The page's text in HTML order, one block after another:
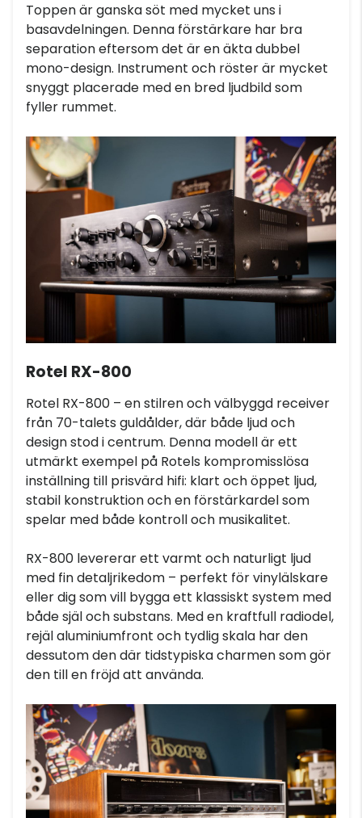
Toppen är ganska söt med mycket uns i
basavdelningen. Denna förstärkare har bra
separation eftersom det är en äkta dubbel
mono-design. Instrument och röster är mycket
snyggt placerade med en bred ljudbild som
fyller rummet.
Rotel RX-800
Rotel RX-800 – en stilren och välbyggd receiver
från 70-talets guldålder, där både ljud och
design stod i centrum. Denna modell är ett
utmärkt exempel på Rotels kompromisslösa
inställning till prisvärd hifi: klart och öppet ljud,
stabil konstruktion och en förstärkardel som
spelar med både kontroll och musikalitet.
RX-800 levererar ett varmt och naturligt ljud
med fin detaljrikedom – perfekt för vinylälskare
eller dig som vill bygga ett klassiskt system med
både själ och substans. Med en kraftfull radiodel,
rejäl aluminiumfront och tydlig skala har den
dessutom den där tidstypiska charmen som gör
den till en fröjd att använda.